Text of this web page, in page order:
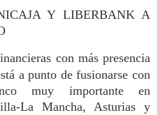
Y LIBERBANK A
con más presencia
a punto de fusionarse con
muy importante en
La Mancha, Asturias y